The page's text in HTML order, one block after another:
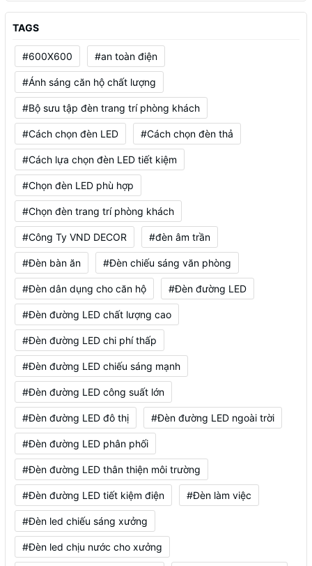
TAGS
#600X600 #an toàn điện
#Ánh sáng căn hộ chất lượng
#Bộ sưu tập đèn trang trí phòng khách
#Cách chọn đèn LED #Cách chọn đèn thả
#Cách lựa chọn đèn LED tiết kiệm
#Chọn đèn LED phù hợp
#Chọn đèn trang trí phòng khách
#Công Ty VND DECOR #đèn âm trần
#Đèn bàn ăn #Đèn chiếu sáng văn phòng
#Đèn dân dụng cho căn hộ #Đèn đường LED
#Đèn đường LED chất lượng cao
#Đèn đường LED chi phí thấp
#Đèn đường LED chiếu sáng mạnh
#Đèn đường LED công suất lớn
#Đèn đường LED đô thị #Đèn đường LED ngoài trời
#Đèn đường LED phân phối
#Đèn đường LED thân thiện môi trường
#Đèn đường LED tiết kiệm điện #Đèn làm việc
#Đèn led chiếu sáng xưởng
#Đèn led chịu nước cho xưởng